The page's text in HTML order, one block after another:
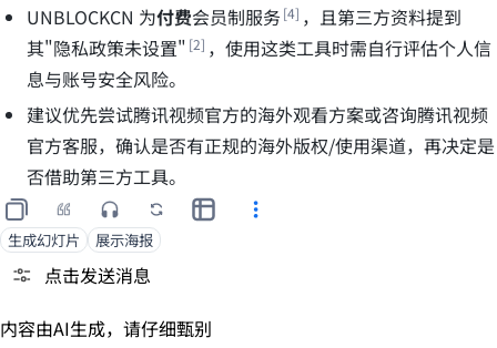
UNBLOCKCN 为付费会员制服务
，且第三方资料提到
其"隐私政策未设置"
，使用这类工具时需自行评估个人信
息与账号安全风险。
建议优先尝试腾讯视频官方的海外观看方案或咨询腾讯视频
官方客服，确认是否有正规的海外版权/使用渠道，再决定是
否借助第三方工具。
生成幻灯片 展示海报
点击发送消息
内容由AI生成，请仔细甄别